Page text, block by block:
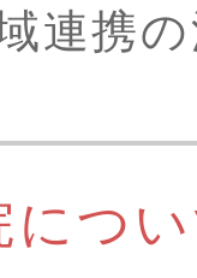
連携
につい